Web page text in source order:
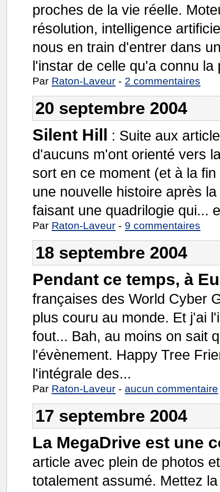
proches de la vie réelle.
résolution, intelligence
nous en train d'entrer dans
l'instar de celle qu'a connu
Par Raton-Laveur - 2 commentaires
20 septembre 2004
Silent Hill : Suite aux
d'aucuns m'ont orienté vers
sort en ce moment (et à la
une nouvelle histoire après
faisant une quadrilogie qui...
Par Raton-Laveur - 9 commentaires
18 septembre 2004
Pendant ce temps, à
françaises des World Cyber
plus couru au monde. Et j'ai
fout... Bah, au moins on sait
l'évènement. Happy Tree
l'intégrale des...
Par Raton-Laveur - aucun commentaire
17 septembre 2004
La MegaDrive est une
article avec plein de photos
totalement assumé. Mettez